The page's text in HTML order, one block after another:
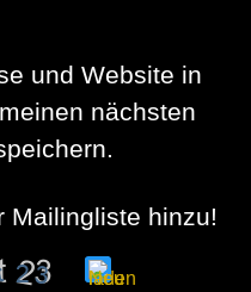
und Website in
nächsten
Mailingliste hinzu!